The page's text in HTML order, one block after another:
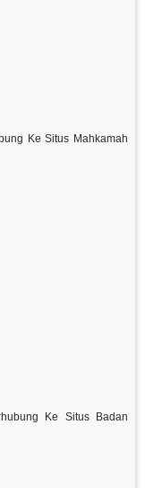
Ke Situs Mahkamah
Ke Situs Badan